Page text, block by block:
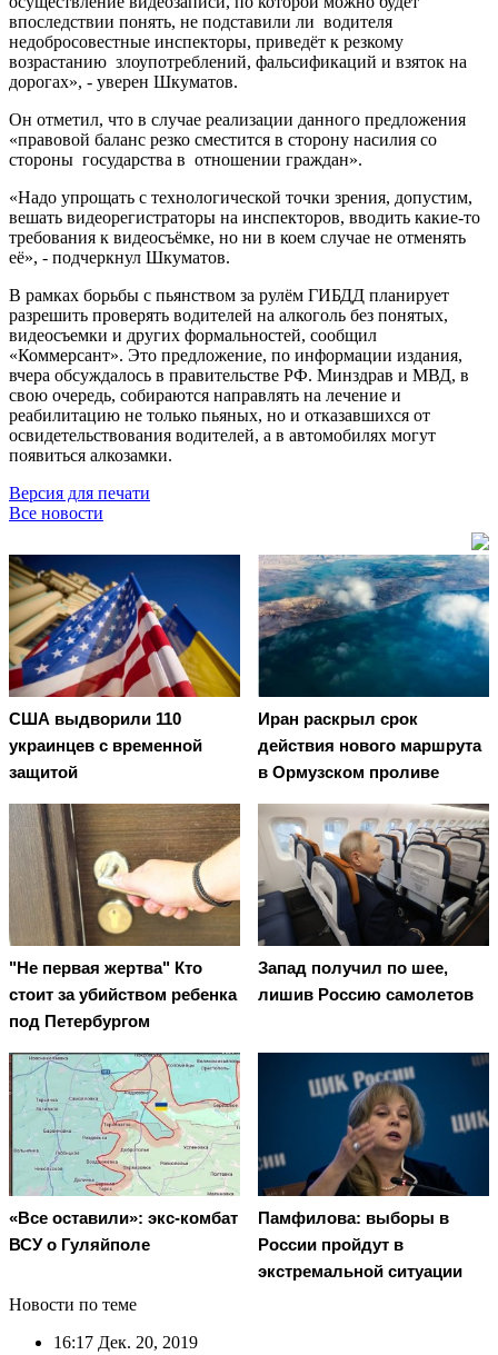
впоследствии понять, не подставили ли водителя
недобросовестные инспекторы, приведёт к резкому
возрастанию злоупотреблений, фальсификаций и взяток на
дорогах», - уверен Шкуматов.
Он отметил, что в случае реализации данного предложения
«правовой баланс резко сместится в сторону насилия со
стороны государства в отношении граждан».
«Надо упрощать с технологической точки зрения, допустим,
вешать видеорегистраторы на инспекторов, вводить какие-то
требования к видеосъёмке, но ни в коем случае не отменять
её», - подчеркнул Шкуматов.
В рамках борьбы с пьянством за рулём ГИБДД планирует
разрешить проверять водителей на алкоголь без понятых,
видеосъемки и других формальностей, сообщил
«Коммерсант». Это предложение, по информации издания,
вчера обсуждалось в правительстве РФ. Минздрав и МВД, в
свою очередь, собираются направлять на лечение и
реабилитацию не только пьяных, но и отказавшихся от
освидетельствования водителей, а в автомобилях могут
появиться алкозамки.
Версия для печати
Все новости
США выдворили 110
украинцев с временной
защитой
Иран раскрыл срок
действия нового маршрута
в Ормузском проливе
"Не первая жертва" Кто
стоит за убийством ребенка
под Петербургом
Запад получил по шее,
лишив Россию самолетов
«Все оставили»: экс-комбат
ВСУ о Гуляйполе
Памфилова: выборы в
России пройдут в
экстремальной ситуации
Новости по теме
16:17 Дек. 20, 2019